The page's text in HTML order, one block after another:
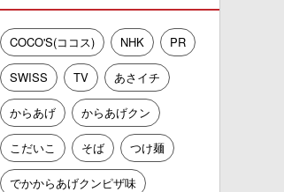
COCO'S(ココス) NHK PR
SWISS TV あさイチ
からあげ からあげクン
こだいこ そば つけ麺
でかからあげクンピザ味